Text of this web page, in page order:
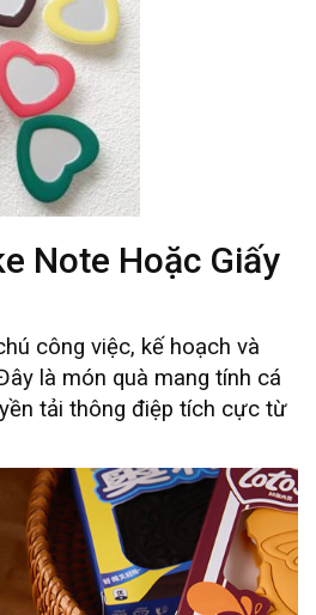
Note Hoặc Giấy
công việc, kế hoạch và
là món quà mang tính cá
tải thông điệp tích cực từ